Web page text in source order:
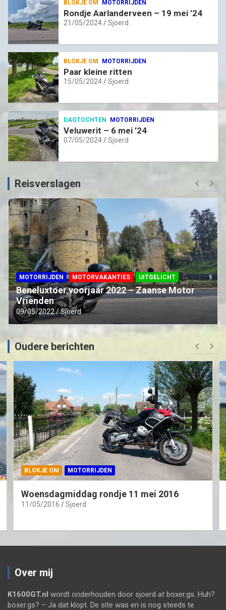
BLOKJE OM MOTORRIJDEN
Rondje Aarlanderveen – 19 mei ’24
21/05/2024 Sjoerd
BLOKJE OM MOTORRIJDEN
Paar kleine ritten
15/05/2024 Sjoerd
DAGTOCHTEN MOTORRIJDEN
Veluwerit – 6 mei ’24
07/05/2024 Sjoerd
Reisverslagen
MOTORRIJDEN MOTORVAKANTIES UITGELICHT
Beneluxtoer voorjaar 2022 – Zaanse Motor
Vrienden
09/05/2022 Sjoerd
Oudere berichten
BLOKJE OM MOTORRIJDEN
Woensdagmiddag rondje 11 mei 2016
11/05/2016 Sjoerd
Over mij
K1600GT.nl wordt onderhouden door sjoerd at boxer.gs. Huh?
boxer.gs? – Ja dat klopt. De site was en is nog steeds te